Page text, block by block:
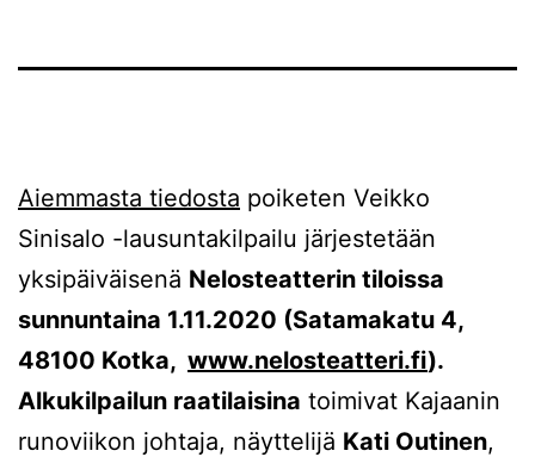
Aiemmasta tiedosta poiketen Veikko
Sinisalo -lausuntakilpailu järjestetään
yksipäiväisenä Nelosteatterin tiloissa
sunnuntaina 1.11.2020 (Satamakatu 4,
48100 Kotka, www.nelosteatteri.fi).
Alkukilpailun raatilaisina toimivat Kajaanin
runoviikon johtaja, näyttelijä Kati Outinen,